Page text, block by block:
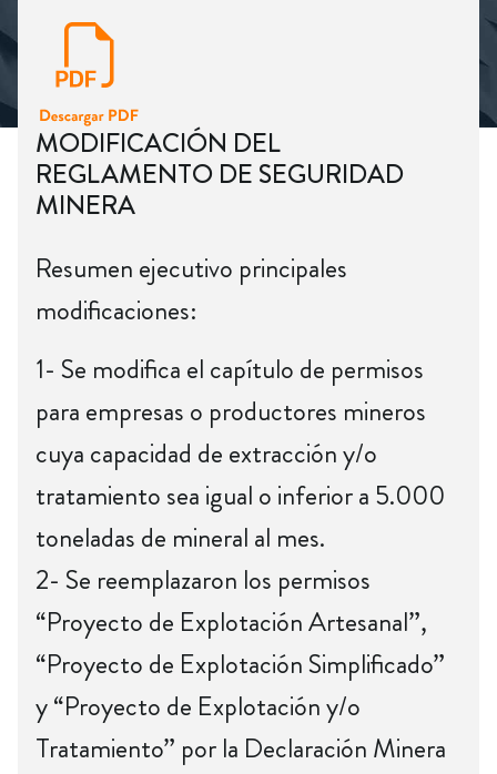
MODIFICACIÓN DEL
REGLAMENTO DE SEGURIDAD
MINERA
Resumen ejecutivo principales
modificaciones:
1- Se modifica el capítulo de permisos
para empresas o productores mineros
cuya capacidad de extracción y/o
tratamiento sea igual o inferior a 5.000
toneladas de mineral al mes.
2- Se reemplazaron los permisos
“Proyecto de Explotación Artesanal”,
“Proyecto de Explotación Simplificado”
y “Proyecto de Explotación y/o
Tratamiento” por la Declaración Minera